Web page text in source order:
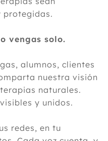
protegidas.
vengas solo.
alumnos, clientes
nuestra visión
naturales.
y unidos.
redes, en tu